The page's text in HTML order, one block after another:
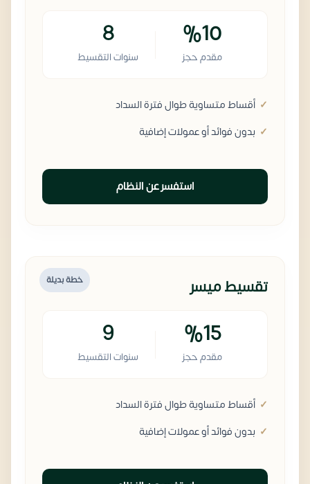
%10
مقدم حجز
8
سنوات التقسيط
أقساط متساوية طوال فترة السداد
بدون فوائد أو عمولات إضافية
استفسر عن النظام
خطة بديلة تقسيط ميسر
%15
مقدم حجز
9
سنوات التقسيط
أقساط متساوية طوال فترة السداد
بدون فوائد أو عمولات إضافية